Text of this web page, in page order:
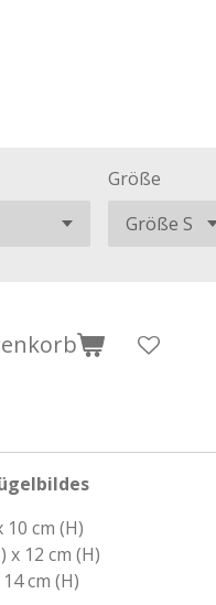
Größe
10 cm (H)
x 12 cm (H)
cm (H)